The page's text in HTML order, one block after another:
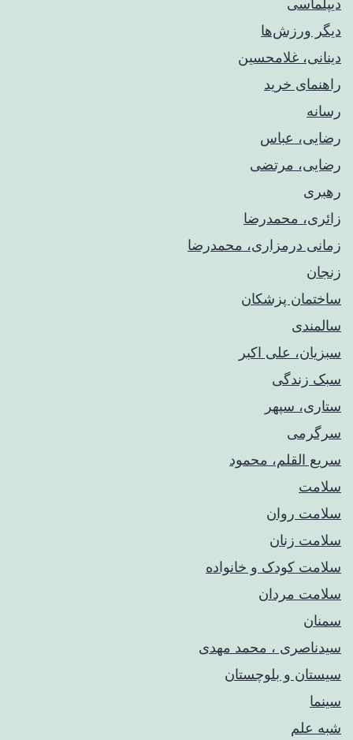
دیپلماسی
دیگر ورزش‌ها
دینانی، غلامحسین
راهنمای خريد
رسانه
رضایی، عباس
رضایی، مرتضی
رهبری
زائری، محمدرضا
زمانی درمزاری، محمدرضا
زنجان
ساختمان پزشکان
سالمندی
سبزیان، علی اکبر
سبک زندگی
ستاری، سپهر
سرگرمی
سریع القلم، محمود
سلامت
سلامت روان
سلامت زنان
سلامت کودک‌ و خانواده
سلامت مردان
سمنان
سیدناصری ، محمد مهدی
سیستان و بلوچستان
سینما
شبه علم